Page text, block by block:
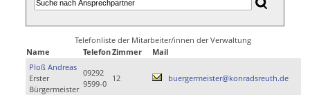
Telefonliste der Mitarbeiter/innen der Verwaltung
Name
TelefonZimmer
Mail
Ploß Andreas
Erster
Bürgermeister
09292
9599-0
12 buergermeister@konradsreuth.de